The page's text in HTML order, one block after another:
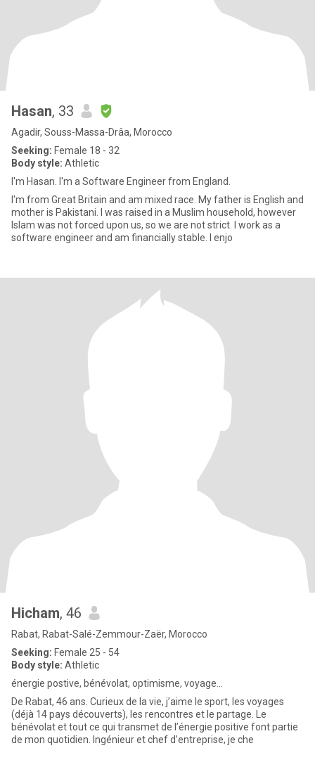
Hasan, 33
Agadir, Souss-Massa-Drâa, Morocco
Seeking: Female 18 - 32
Body style: Athletic
I'm Hasan. I'm a Software Engineer from England.
I'm from Great Britain and am mixed race. My father is English and
mother is Pakistani. I was raised in a Muslim household, however
Islam was not forced upon us, so we are not strict. I work as a
software engineer and am financially stable. I enjo
Hicham, 46
Rabat, Rabat-Salé-Zemmour-Zaër, Morocco
Seeking: Female 25 - 54
Body style: Athletic
énergie postive, bénévolat, optimisme, voyage...
De Rabat, 46 ans. Curieux de la vie, j’aime le sport, les voyages
(déjà 14 pays découverts), les rencontres et le partage. Le
bénévolat et tout ce qui transmet de l’énergie positive font partie
de mon quotidien. Ingénieur et chef d’entreprise, je che